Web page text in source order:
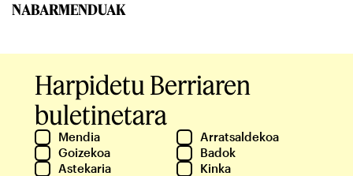
NABARMENDUAK
Harpidetu Berriaren
buletinetara
Mendia
Arratsaldekoa
Goizekoa
Badok
Astekaria
Kinka